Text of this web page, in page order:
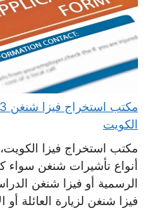
الكويت
مكتب استخراج فيزا
أنواع تأشيرات شنغن سواء
الرسمية أو فيزا شنغن
فيزا شنغن لزيارة العائلة